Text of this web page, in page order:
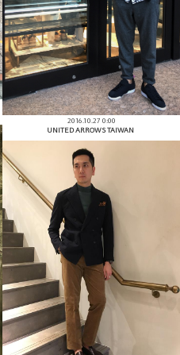
2016.10.27 0:00
UNITED ARROWS TAIWAN